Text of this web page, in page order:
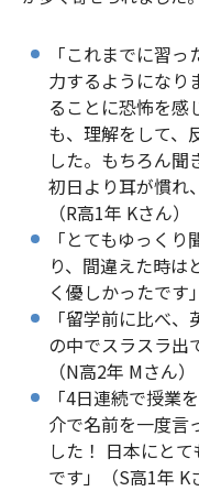
「これまでに習
力するようになり
ることに恐怖を感
も、理解をして、
した。もちろん聞
初日より耳が慣れ
（R高1年 Kさん）
「とてもゆっく
り、間違えた時は
く優しかったです
「留学前に比べ
の中でスラスラ出
（N高2年 Mさん）
「4日連続で授業
介で名前を一度言
した！ 日本にと
です」（S高1年 K